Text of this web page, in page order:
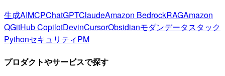
生成AIMCPChatGPTClaudeAmazon BedrockRAGAmazon
QGitHub CopilotDevinCursorObsidianモダンデータスタック
PythonセキュリティPM
プロダクトやサービスで探す